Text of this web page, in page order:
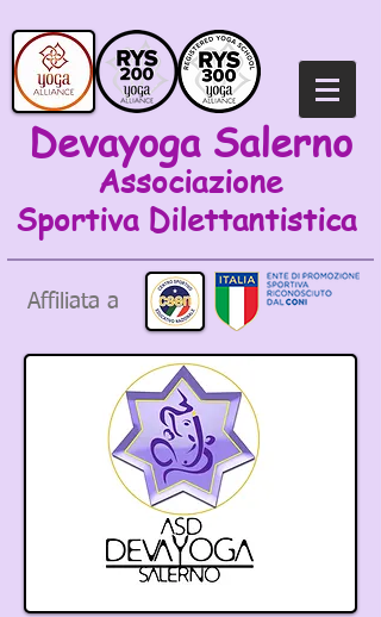
Devayoga Salerno
Associazione
Sportiva Dilettantistica
Affiliata a